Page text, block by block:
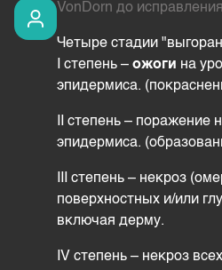
VonDorn до исправления
Четыре стадии
I степень – ожоги на
эпидермиса.
II степень – поражение
эпидермиса.
III степень – некроз
поверхностных и/или
включая дерму.
IV степень – некроз